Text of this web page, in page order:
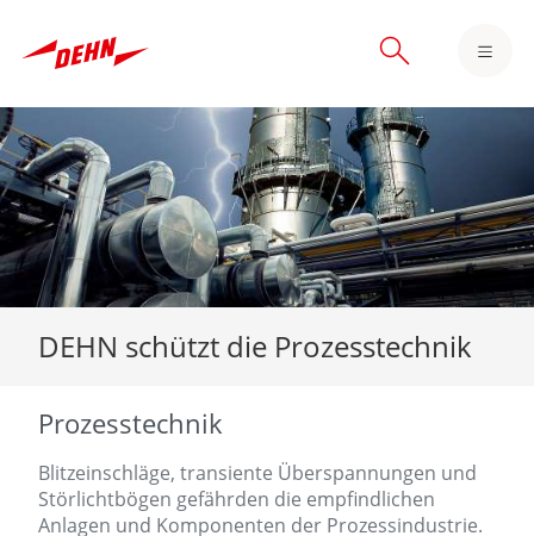
Skip
to
main
content
DEHN schützt die Prozesstechnik
Prozesstechnik
Blitzeinschläge, transiente Überspannungen und
Störlichtbögen gefährden die empfindlichen
Anlagen und Komponenten der Prozessindustrie.